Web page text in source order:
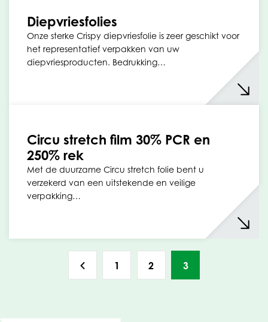
Diepvriesfolies
Onze sterke Crispy diepvriesfolie is zeer geschikt voor
het representatief verpakken van uw
diepvriesproducten. Bedrukking…
Circu stretch film 30% PCR en
250% rek
Met de duurzame Circu stretch folie bent u
verzekerd van een uitstekende en veilige
verpakking…
1 2 3